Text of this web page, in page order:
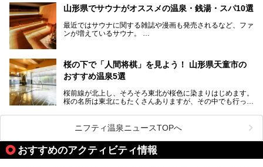
の細道」全行程の1/3にあたる期間を山形県で過ごしたとい
われることからも、山形の深い魅力がうかがえます。
山形県はまた、県内全域に多様な温泉があり、35ある市町
村のすべてで温泉が湧いているという温泉県。そんな山形県
でぜひチェックしたいスーパー銭湯をご紹介します。
山形県でサウナがオススメの温泉・銭湯・スパ10選
最近ではサウナに関する雑誌や漫画も発売されるなど、ファ
ンが増えているサウナ。
こだわりを持つ施設も増えています。
今回はそんな今話題のサウナが楽しめる、山形県内にあるオ
ススメ温泉・銭湯・スパを10件まとめてご紹介します。
桜の下で「人間将棋」を見よう！ 山形県天童市の
おすすめ温泉5選
桜前線が北上し、そろそろ東北が桜色に染まりはじめます。
桜の名所は東北にもたくさんありますが、その中でも行って
舞鶴山の山頂まで軽いハイキングの気分で登れば、そこでは
なんと「人間将棋」が行われているのです！
「人間将棋」とは昭和31年から毎年春に山形県天童市で行
われている一大イベントで、甲冑や着物姿の武者に扮した人
ニフティ温泉ニュースTOPへ
おすすめのアクティビティ情報